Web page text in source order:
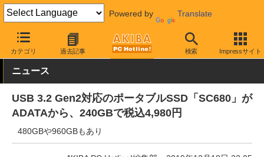
Powered by Translate
カテゴリ 過去記事 検索 Impressサイト
AKIBA PC Hotline! PCパーツ SSD
ニュース
USB 3.2 Gen2対応のポータブルSSD「SC680」が
ADATAから、240GBで税込4,980円
480GBや960GBもあり